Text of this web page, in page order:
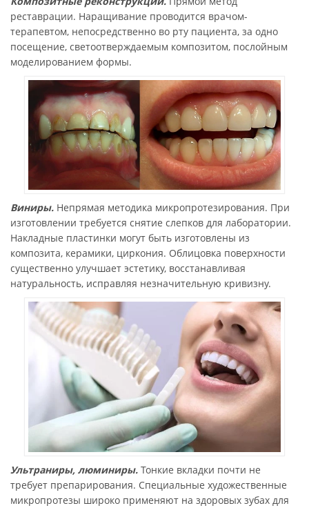
реставрации. Наращивание проводится врачом-
терапевтом, непосредственно во рту пациента, за одно
посещение, светоотверждаемым композитом, послойным
моделированием формы.
Виниры. Непрямая методика микропротезирования. При
изготовлении требуется снятие слепков для лаборатории.
Накладные пластинки могут быть изготовлены из
композита, керамики, циркония. Облицовка поверхности
существенно улучшает эстетику, восстанавливая
натуральность, исправляя незначительную кривизну.
Ультраниры, люминиры. Тонкие вкладки почти не
требует препарирования. Специальные художественные
микропротезы широко применяют на здоровых зубах для